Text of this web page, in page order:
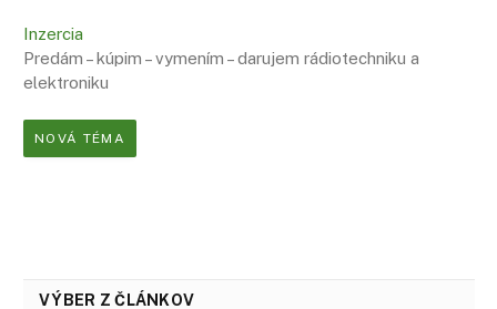
Inzercia
Predám – kúpim – vymením – darujem rádiotechniku a
elektroniku
NOVÁ TÉMA
VÝBER Z ČLÁNKOV